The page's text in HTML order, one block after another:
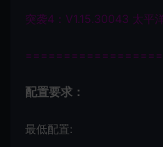
突袭4：V1.15.30043 太平
配置要求：
最低配置: